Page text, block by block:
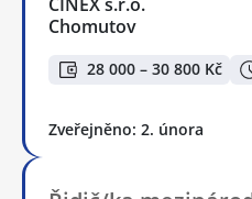
Chomutov
28 000 – 30 800 Kč
Zveřejněno: 2. února